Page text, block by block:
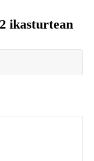
ikasturtean